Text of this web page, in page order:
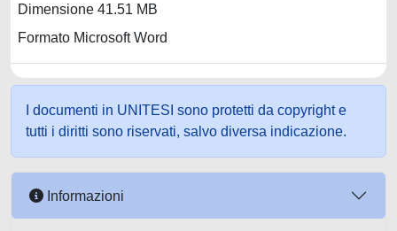
Dimensione 41.51 MB
Formato Microsoft Word
I documenti in UNITESI sono protetti da copyright e
tutti i diritti sono riservati, salvo diversa indicazione.
Informazioni